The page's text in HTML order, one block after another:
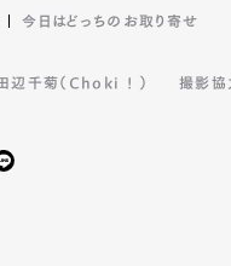
今日はどっちのお取り寄せ
辺千菊（Choki ! ）
撮影協